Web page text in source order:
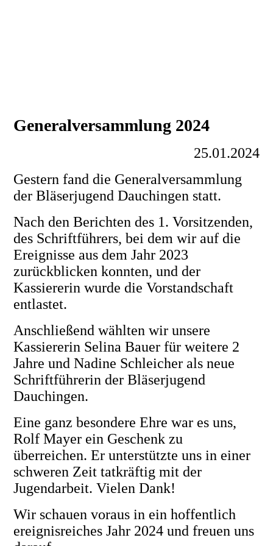
Generalversammlung 2024
25.01.2024
Gestern fand die Generalversammlung
der Bläserjugend Dauchingen statt.
Nach den Berichten des 1. Vorsitzenden,
des Schriftführers, bei dem wir auf die
Ereignisse aus dem Jahr 2023
zurückblicken konnten, und der
Kassiererin wurde die Vorstandschaft
entlastet.
Anschließend wählten wir unsere
Kassiererin Selina Bauer für weitere 2
Jahre und Nadine Schleicher als neue
Schriftführerin der Bläserjugend
Dauchingen.
Eine ganz besondere Ehre war es uns,
Rolf Mayer ein Geschenk zu
überreichen.Er unterstützte uns in einer
schweren Zeit tatkräftig mit der
Jugendarbeit. Vielen Dank!
Wir schauen voraus in ein hoffentlich
ereignisreiches Jahr 2024 und freuen uns